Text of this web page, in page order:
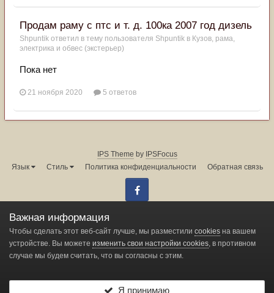
Продам раму с птс и т. д. 100ка 2007 год дизель
Shpuntik ответил в тему пользователя Shpuntik в Кузов, рама,
электрика и обвес (экстерьер)
Пока нет
21 ноября 2020 5 ответов
IPS Theme by IPSFocus
Язык
Стиль Политика конфиденциальности Обратная связь
Администрация форума:
Powered by Invision Community
Change privacy settings
Важная информация
Чтобы сделать этот веб-сайт лучше, мы разместили cookies на вашем
устройстве. Вы можете изменить свои настройки cookies, в противном
случае мы будем считать, что вы согласны с этим.
Я принимаю